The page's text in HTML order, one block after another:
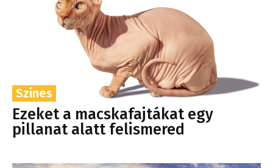
Színes
Ezeket a macskafajtákat egy
pillanat alatt felismered